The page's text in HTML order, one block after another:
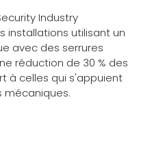
Industry
installations utilisant un
avec des serrures
réduction de 30 % des
à celles qui s'appuient
mécaniques.